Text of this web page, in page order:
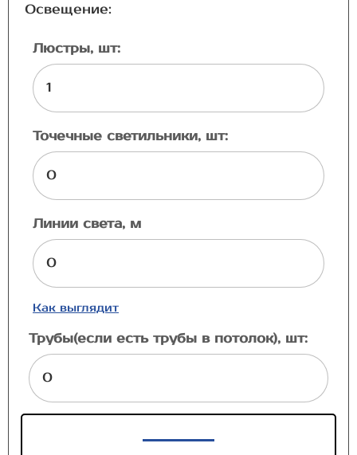
Освещение:
Люстры, шт:
Точечные светильники, шт:
Линии света, м
Как выглядит
Трубы(если есть трубы в потолок), шт: